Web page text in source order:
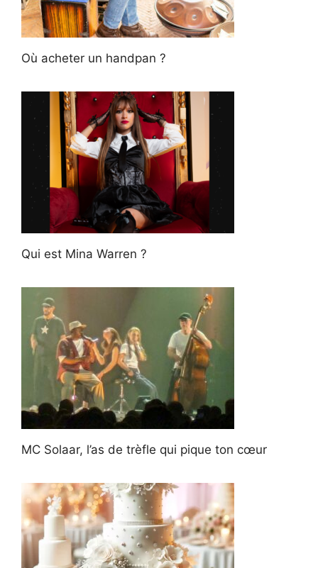
Où acheter un handpan ?
Qui est Mina Warren ?
MC Solaar, l’as de trèfle qui pique ton cœur